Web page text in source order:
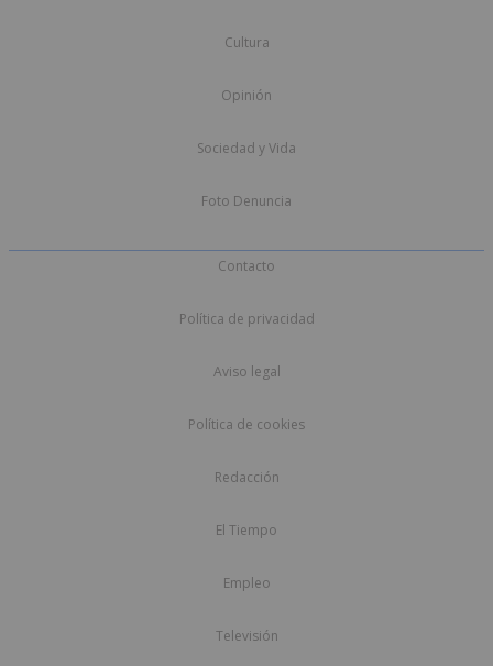
Cultura
Opinión
Sociedad y Vida
Foto Denuncia
Contacto
Política de privacidad
Aviso legal
Política de cookies
Redacción
El Tiempo
Empleo
Televisión